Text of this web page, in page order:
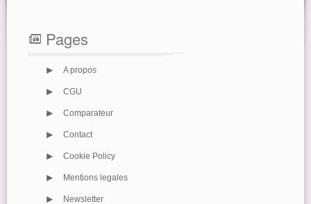
a Pages
> A propos
> CGU
> Comparateur
> Contact
> Cookie Policy
> Mentions legales
> Newsletter